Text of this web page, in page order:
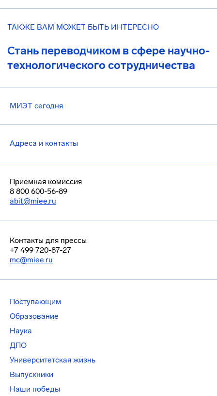
ТАКЖЕ ВАМ МОЖЕТ БЫТЬ ИНТЕРЕСНО
Стань переводчиком в сфере научно-
технологического сотрудничества
МИЭТ сегодня
Адреса и контакты
Приемная комиссия
8 800 600-56-89
abit@miee.ru
Контакты для прессы
+7 499 720-87-27
mc@miee.ru
Поступающим
Образование
Наука
ДПО
Университетская жизнь
Выпускники
Наши победы